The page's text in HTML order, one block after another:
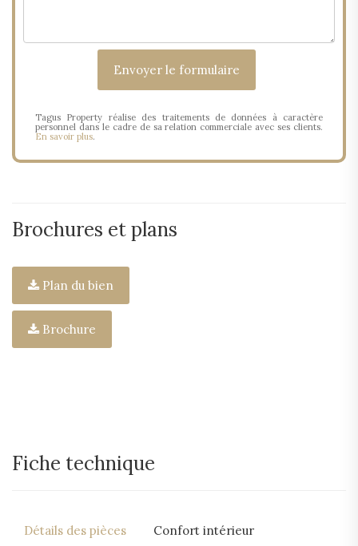
Tagus Property réalise des traitements de données à caractère
personnel dans le cadre de sa relation commerciale avec ses clients.
En savoir plus.
Brochures et plans
Plan du bien
Brochure
Fiche technique
Détails des pièces Confort intérieur